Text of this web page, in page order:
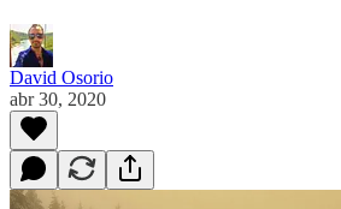
David Osorio
abr 30, 2020